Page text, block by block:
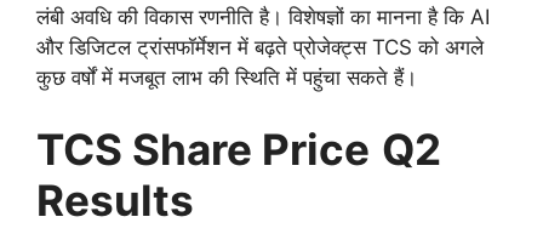
लंबी अवधि की विकास रणनीति है। विशेषज्ञों का मानना है कि AI
और डिजिटल ट्रांसफॉर्मेशन में बढ़ते प्रोजेक्ट्स TCS को अगले
कुछ वर्षों में मजबूत लाभ की स्थिति में पहुंचा सकते हैं।
TCS Share Price Q2
Results